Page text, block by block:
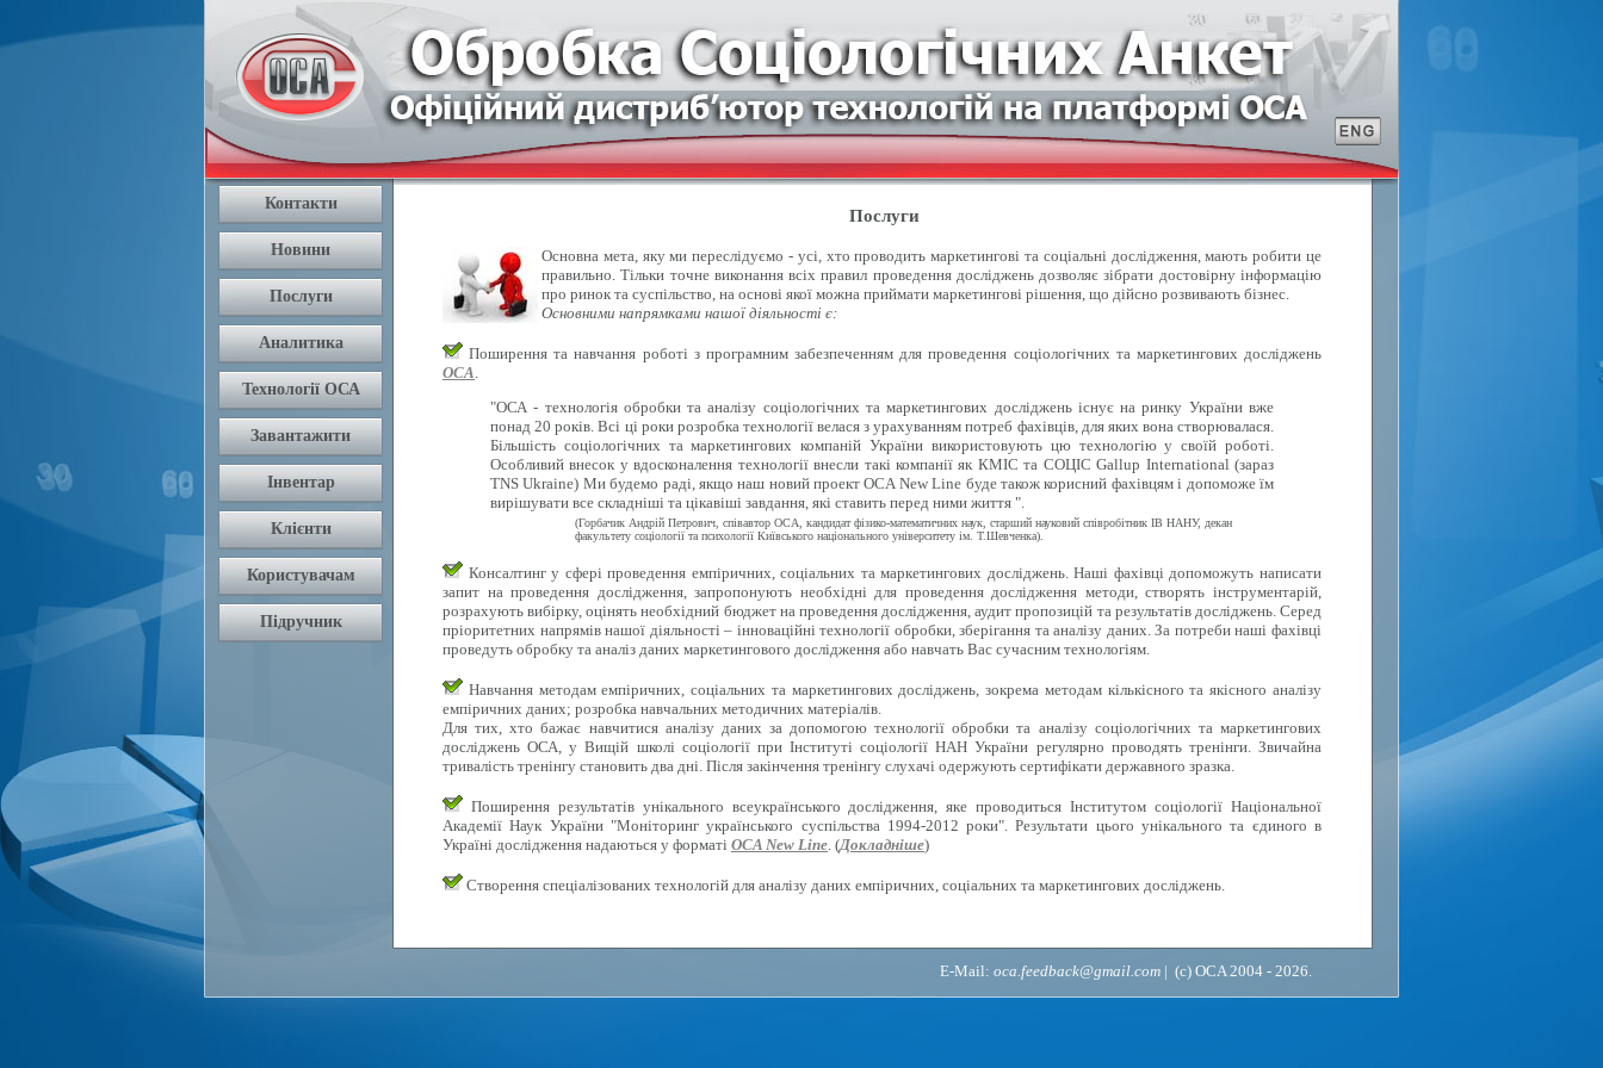
Послуги
Основна мета, яку ми переслідуємо - усі, хто проводить маркетингові та соціальні дослідження, мають робити це
правильно. Тільки точне виконання всіх правил проведення досліджень дозволяє зібрати достовірну інформацію
про ринок та суспільство, на основі якої можна приймати маркетингові рішення, що дійсно розвивають бізнес.
Основними напрямками нашої діяльності є:
Поширення та навчання роботі з програмним забезпеченням для проведення соціологічних та маркетингових досліджень
ОСА.
"ОСА - технологія обробки та аналізу соціологічних та маркетингових досліджень існує на ринку України вже
понад 20 років. Всі ці роки розробка технології велася з урахуванням потреб фахівців, для яких вона створювалася.
Більшість соціологічних та маркетингових компаній України використовують цю технологію у своїй роботі.
Особливий внесок у вдосконалення технології внесли такі компанії як КМІС та СОЦІС Gallup International (зараз
TNS Ukraine) Ми будемо раді, якщо наш новий проект OCA New Line буде також корисний фахівцям і допоможе їм
вирішувати все складніші та цікавіші завдання, які ставить перед ними життя ".
(Горбачик Андрій Петрович, співавтор ОСА, кандидат фізико-математичних наук, старший науковий співробітник ІВ НАНУ, декан
факультету соціології та психології Київського національного університету ім. Т.Шевченка).
Консалтинг у сфері проведення емпіричних, соціальних та маркетингових досліджень. Наші фахівці допоможуть написати
запит на проведення дослідження, запропонують необхідні для проведення дослідження методи, створять інструментарій,
розрахують вибірку, оцінять необхідний бюджет на проведення дослідження, аудит пропозицій та результатів досліджень. Серед
пріоритетних напрямів нашої діяльності – інноваційні технології обробки, зберігання та аналізу даних. За потреби наші фахівці
проведуть обробку та аналіз даних маркетингового дослідження або навчать Вас сучасним технологіям.
Навчання методам емпіричних, соціальних та маркетингових досліджень, зокрема методам кількісного та якісного аналізу
емпіричних даних; розробка навчальних методичних матеріалів.
Для тих, хто бажає навчитися аналізу даних за допомогою технології обробки та аналізу соціологічних та маркетингових
досліджень ОСА, у Вищій школі соціології при Інституті соціології НАН України регулярно проводять тренінги. Звичайна
тривалість тренінгу становить два дні. Після закінчення тренінгу слухачі одержують сертифікати державного зразка.
Поширення результатів унікального всеукраїнського дослідження, яке проводиться Інститутом соціології Національної
Академії Наук України "Моніторинг українського суспільства 1994-2012 роки". Результати цього унікального та єдиного в
Україні дослідження надаються у форматі OCA New Line. (Докладніше)
Створення спеціалізованих технологій для аналізу даних емпіричних, соціальних та маркетингових досліджень.
E-Mail: oca.feedback@gmail.com | (c) OCA 2004 - 2026.